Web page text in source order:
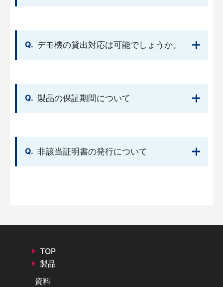
デモ機の貸出対応は可能でしょうか。
製品の保証期間について
非該当証明書の発行について
TOP
製品
資料